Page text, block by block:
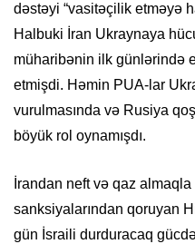
dəstəyi “vasitəçilik etməyə
Halbuki İran Ukraynaya
müharibənin ilk günlərində
etmişdi. Həmin PUA- lar
vurulmasında və Rusiya
böyük rol oynamışdı.
İrandan neft və qaz
sanksiyalarından qoruyan
gün İsraili durduracaq